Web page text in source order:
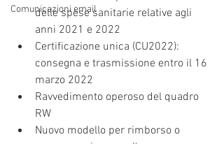
Comunicazioni email
delle spese sanitarie relative agli
anni 2021 e 2022
Certificazione unica (CU2022):
consegna e trasmissione entro il 16
marzo 2022
Ravvedimento operoso del quadro
RW
Nuovo modello per rimborso o